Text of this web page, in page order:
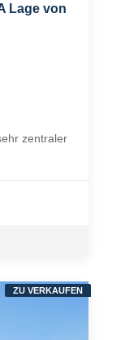
Lage von
zentraler
ZU VERKAUFEN